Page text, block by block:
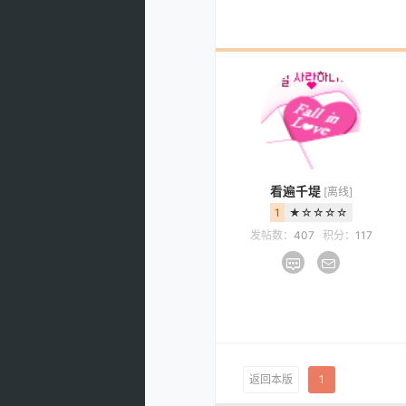
看遍千堤 [离线]
1
★☆☆☆☆
发帖数： 407 积分： 117
返回本版 1